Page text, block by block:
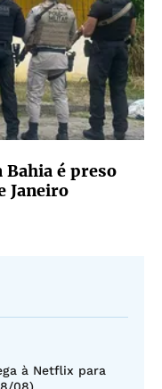
Bahia é preso
Janeiro
à Netflix para